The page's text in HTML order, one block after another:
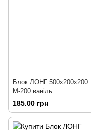
Блок ЛОНГ 500х200х200
М-200 ваніль
185.00 грн